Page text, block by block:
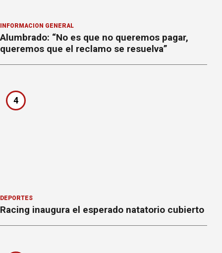
INFORMACION GENERAL
Alumbrado: “No es que no queremos pagar,
queremos que el reclamo se resuelva”
4
DEPORTES
Racing inaugura el esperado natatorio cubierto